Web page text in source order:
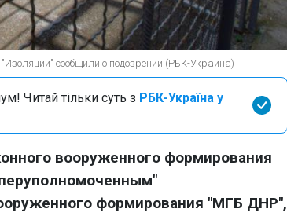
сообщили о подозрении (РБК-Украина)
Читай тільки суть з РБК-Україна у
вооруженного формирования
формирования "МГБ ДНР",